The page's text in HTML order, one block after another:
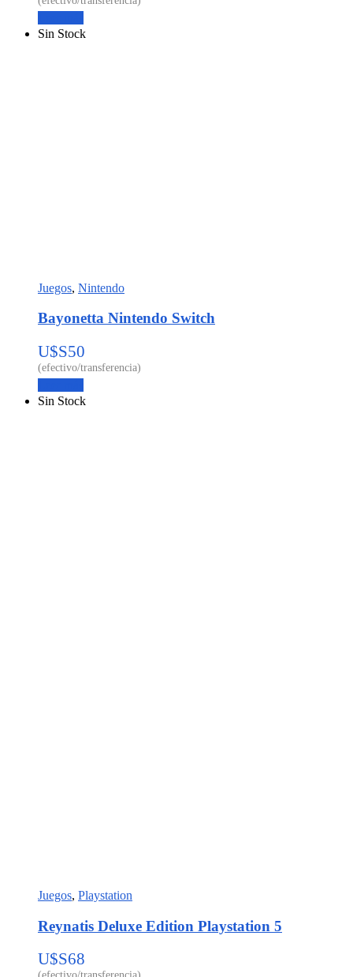
Sin Stock
Juegos, Nintendo
Bayonetta Nintendo Switch
U$S50
Sin Stock
Juegos, Playstation
Reynatis Deluxe Edition Playstation 5
U$S68